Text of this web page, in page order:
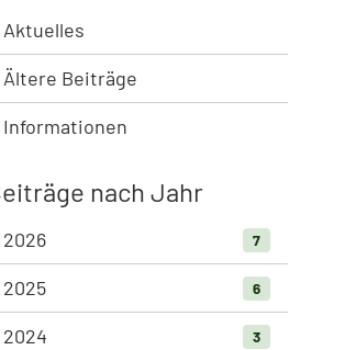
Aktuelles
Ältere Beiträge
Informationen
nach Jahr
2026 7
2025 6
2024 3